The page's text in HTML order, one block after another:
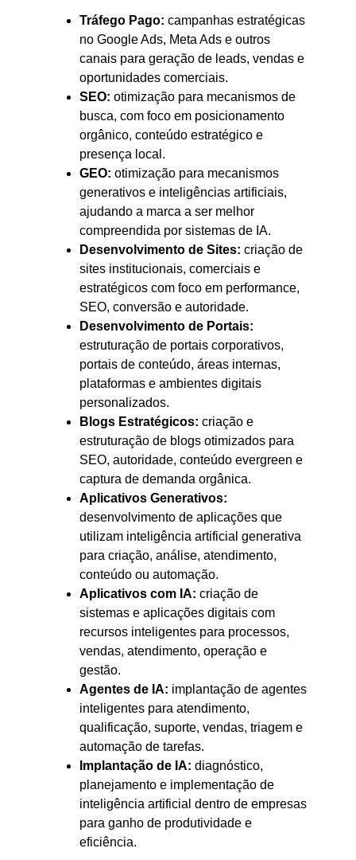
Tráfego Pago: campanhas estratégicas
no Google Ads, Meta Ads e outros
canais para geração de leads, vendas e
oportunidades comerciais.
SEO: otimização para mecanismos de
busca, com foco em posicionamento
orgânico, conteúdo estratégico e
presença local.
GEO: otimização para mecanismos
generativos e inteligências artificiais,
ajudando a marca a ser melhor
compreendida por sistemas de IA.
Desenvolvimento de Sites: criação de
sites institucionais, comerciais e
estratégicos com foco em performance,
SEO, conversão e autoridade.
Desenvolvimento de Portais:
estruturação de portais corporativos,
portais de conteúdo, áreas internas,
plataformas e ambientes digitais
personalizados.
Blogs Estratégicos: criação e
estruturação de blogs otimizados para
SEO, autoridade, conteúdo evergreen e
captura de demanda orgânica.
Aplicativos Generativos:
desenvolvimento de aplicações que
utilizam inteligência artificial generativa
para criação, análise, atendimento,
conteúdo ou automação.
Aplicativos com IA: criação de
sistemas e aplicações digitais com
recursos inteligentes para processos,
vendas, atendimento, operação e
gestão.
Agentes de IA: implantação de agentes
inteligentes para atendimento,
qualificação, suporte, vendas, triagem e
automação de tarefas.
Implantação de IA: diagnóstico,
planejamento e implementação de
inteligência artificial dentro de empresas
para ganho de produtividade e
eficiência.